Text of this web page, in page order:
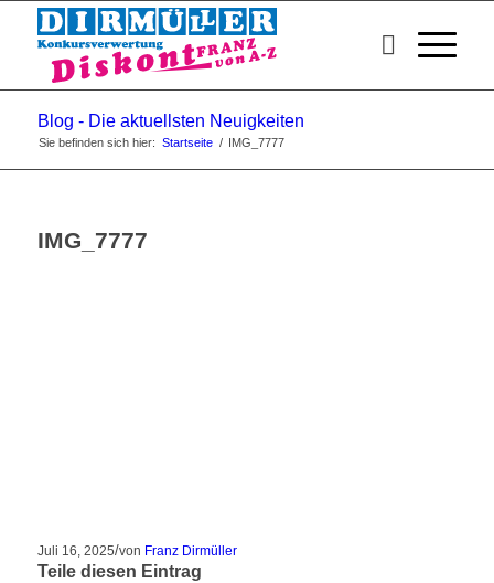
Blog - Die aktuellsten Neuigkeiten
Sie befinden sich hier: Startseite / IMG_7777
IMG_7777
Juli 16, 2025/von Franz Dirmüller
Teile diesen Eintrag